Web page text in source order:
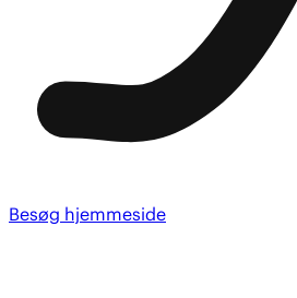
Besøg hjemmeside